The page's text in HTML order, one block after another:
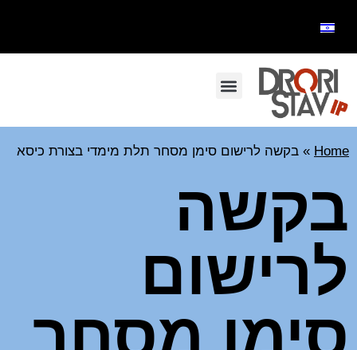
Home
» בקשה לרישום סימן מסחר תלת מימדי בצורת כיסא
בקשה
לרישום